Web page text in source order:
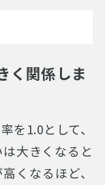
く関係しま
を1.0として、
大きくなると
くなるほど、